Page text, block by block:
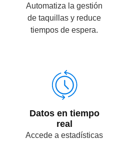
Automatiza la gestión
de taquillas y reduce
tiempos de espera.
Datos en tiempo
real
Accede a estadísticas